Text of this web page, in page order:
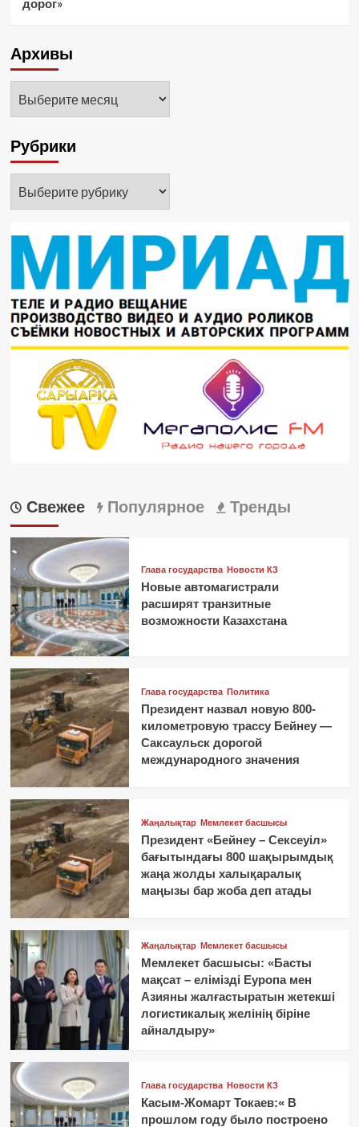
дорог»
Архивы
Рубрики
Свежее Популярное Тренды
Глава государства Новости КЗ
Новые автомагистрали
расширят транзитные
возможности Казахстана
Глава государства Политика
Президент назвал новую 800-
километровую трассу Бейнеу —
Саксаульск дорогой
международного значения
Жаңалықтар Мемлекет басшысы
Президент «Бейнеу – Сексеуіл»
бағытындағы 800 шақырымдық
жаңа жолды халықаралық
маңызы бар жоба деп атады
Жаңалықтар Мемлекет басшысы
Мемлекет басшысы: «Басты
мақсат – елімізді Еуропа мен
Азияны жалғастыратын жетекші
логистикалық желінің біріне
айналдыру»
Глава государства Новости КЗ
Касым-Жомарт Токаев:« В
прошлом году было построено